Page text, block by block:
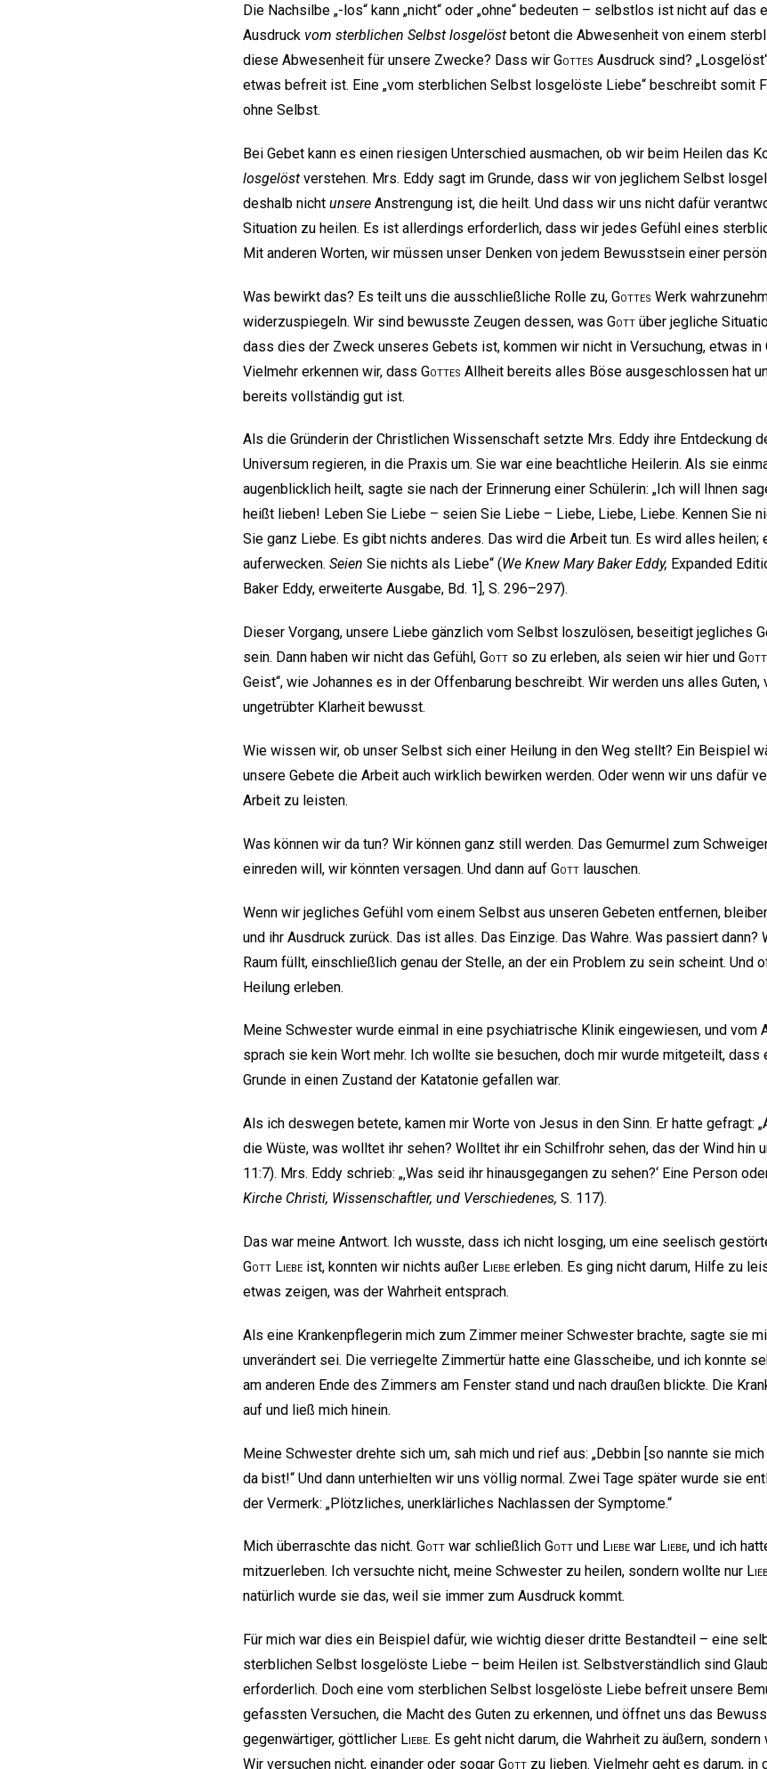
Die Nachsilbe „-los“ kann „nicht“ oder „ohne“ bedeuten – selbstlos ist nicht auf das
Ausdruck vom sterblichen Selbst losgelöst betont die Abwesenheit von einem
diese Abwesenheit für unsere Zwecke? Dass wir Gottes Ausdruck sind?
etwas befreit ist. Eine „vom sterblichen Selbst losgelöste Liebe“ beschreibt somit
ohne Selbst.
Bei Gebet kann es einen riesigen Unterschied ausmachen, ob wir beim Heilen das
losgelöst verstehen. Mrs. Eddy sagt im Grunde, dass wir von jeglichem Selbst
deshalb nicht unsere Anstrengung ist, die heilt. Und dass wir uns nicht dafür
Situation zu heilen. Es ist allerdings erforderlich, dass wir jedes Gefühl eines
Mit anderen Worten, wir müssen unser Denken von jedem Bewusstsein einer
Was bewirkt das? Es teilt uns die ausschließliche Rolle zu, Gottes Werk
widerzuspiegeln. Wir sind bewusste Zeugen dessen, was Gott über jegliche
dass dies der Zweck unseres Gebets ist, kommen wir nicht in Versuchung, etwas in
Vielmehr erkennen wir, dass Gottes Allheit bereits alles Böse ausgeschlossen hat
bereits vollständig gut ist.
Als die Gründerin der Christlichen Wissenschaft setzte Mrs. Eddy ihre Entdeckung
Universum regieren, in die Praxis um. Sie war eine beachtliche Heilerin. Als sie
augenblicklich heilt, sagte sie nach der Erinnerung einer Schülerin: „Ich will Ihnen
heißt lieben! Leben Sie Liebe – seien Sie Liebe – Liebe, Liebe, Liebe. Kennen Sie
Sie ganz Liebe. Es gibt nichts anderes. Das wird die Arbeit tun. Es wird alles heilen;
auferwecken. Seien Sie nichts als Liebe“ (We Knew Mary Baker Eddy, Expanded
Baker Eddy, erweiterte Ausgabe, Bd. 1], S. 296–297).
Dieser Vorgang, unsere Liebe gänzlich vom Selbst loszulösen, beseitigt jegliches
sein. Dann haben wir nicht das Gefühl, Gott so zu erleben, als seien wir hier und Gott
Geist“, wie Johannes es in der Offenbarung beschreibt. Wir werden uns alles
ungetrübter Klarheit bewusst.
Wie wissen wir, ob unser Selbst sich einer Heilung in den Weg stellt? Ein Beispiel
unsere Gebete die Arbeit auch wirklich bewirken werden. Oder wenn wir uns dafür
Arbeit zu leisten.
Was können wir da tun? Wir können ganz still werden. Das Gemurmel zum
einreden will, wir könnten versagen. Und dann auf Gott lauschen.
Wenn wir jegliches Gefühl vom einem Selbst aus unseren Gebeten entfernen,
und ihr Ausdruck zurück. Das ist alles. Das Einzige. Das Wahre. Was passiert dann?
Raum füllt, einschließlich genau der Stelle, an der ein Problem zu sein scheint. Und
Heilung erleben.
Meine Schwester wurde einmal in eine psychiatrische Klinik eingewiesen, und vom
sprach sie kein Wort mehr. Ich wollte sie besuchen, doch mir wurde mitgeteilt,
Grunde in einen Zustand der Katatonie gefallen war.
Als ich deswegen betete, kamen mir Worte von Jesus in den Sinn. Er hatte gefragt:
die Wüste, was wolltet ihr sehen? Wolltet ihr ein Schilfrohr sehen, das der Wind hin
11:7). Mrs. Eddy schrieb: „‚Was seid ihr hinausgegangen zu sehen?‘ Eine Person
Kirche Christi, Wissenschaftler, und Verschiedenes, S. 117).
Das war meine Antwort. Ich wusste, dass ich nicht losging, um eine seelisch
Gott Liebe ist, konnten wir nichts außer Liebe erleben. Es ging nicht darum, Hilfe zu
etwas zeigen, was der Wahrheit entsprach.
Als eine Krankenpflegerin mich zum Zimmer meiner Schwester brachte, sagte sie
unverändert sei. Die verriegelte Zimmertür hatte eine Glasscheibe, und ich konnte
am anderen Ende des Zimmers am Fenster stand und nach draußen blickte. Die
auf und ließ mich hinein.
Meine Schwester drehte sich um, sah mich und rief aus: „Debbin [so nannte sie
da bist!“ Und dann unterhielten wir uns völlig normal. Zwei Tage später wurde sie
der Vermerk: „Plötzliches, unerklärliches Nachlassen der Symptome.“
Mich überraschte das nicht. Gott war schließlich Gott und Liebe war Liebe, und ich
mitzuerleben. Ich versuchte nicht, meine Schwester zu heilen, sondern wollte nur
natürlich wurde sie das, weil sie immer zum Ausdruck kommt.
Für mich war dies ein Beispiel dafür, wie wichtig dieser dritte Bestandteil – eine
sterblichen Selbst losgelöste Liebe – beim Heilen ist. Selbstverständlich sind
erforderlich. Doch eine vom sterblichen Selbst losgelöste Liebe befreit unsere
gefassten Versuchen, die Macht des Guten zu erkennen, und öffnet uns das
gegenwärtiger, göttlicher Liebe. Es geht nicht darum, die Wahrheit zu äußern,
Wir versuchen nicht, einander oder sogar Gott zu lieben. Vielmehr geht es darum, in